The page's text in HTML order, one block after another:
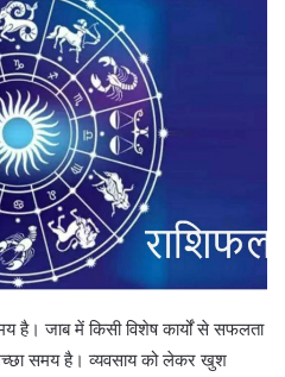
जाब में किसी विशेष कार्यों से सफलता
समय है। व्यवसाय को लेकर खुश